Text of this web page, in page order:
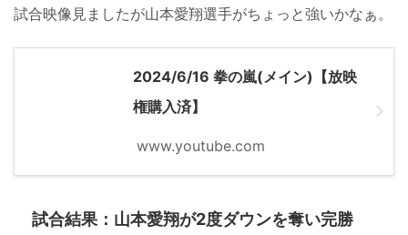
試合映像見ましたが山本愛翔選手がちょっと強いかなぁ。
2024/6/16 拳の嵐(メイン)【放映
権購入済】
www.youtube.com
試合結果：山本愛翔が2度ダウンを奪い完勝